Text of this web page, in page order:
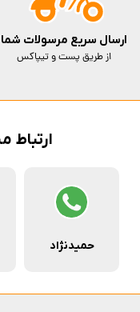
ارتباط
حمیدنژاد
ارسال سریع مرسولات شما
از طریق پست و تیپاکس